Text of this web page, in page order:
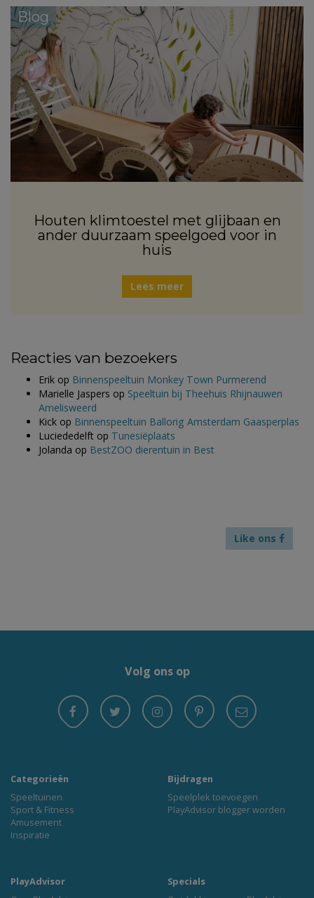
Blog
Houten klimtoestel met glijbaan en
ander duurzaam speelgoed voor in
huis
Lees meer
Reacties van bezoekers
Erik op Binnenspeeltuin Monkey Town Purmerend
Marielle Jaspers op Speeltuin bij Theehuis Rhijnauwen
Amelisweerd
Kick op Binnenspeeltuin Ballorig Amsterdam Gaasperplas
Luciededelft op Tunesiëplaats
Jolanda op BestZOO dierentuin in Best
Like ons
Volg ons op
Categorieën
Speeltuinen
Sport & Fitness
Amusement
Inspiratie
Bijdragen
Speelplek toevoegen
PlayAdvisor blogger worden
PlayAdvisor
Specials